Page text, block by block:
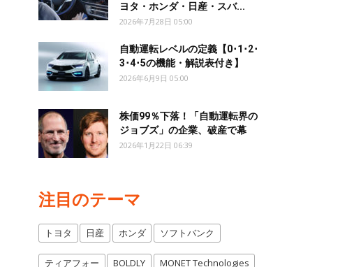
ヨタ・ホンダ・日産・スバ...
2026年7月28日 05:00
自動運転レベルの定義【0･1･2･
3･4･5の機能・解説表付き】
2026年6月9日 05:00
株価99％下落！「自動運転界の
ジョブズ」の企業、破産で幕
2026年1月22日 06:39
注目のテーマ
トヨタ 日産 ホンダ ソフトバンク
ティアフォー BOLDLY MONET Technologies